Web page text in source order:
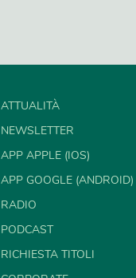
ATTUALITÀ
NEWSLETTER
APP APPLE (IOS)
APP GOOGLE (ANDROID)
RADIO
PODCAST
RICHIESTA TITOLI